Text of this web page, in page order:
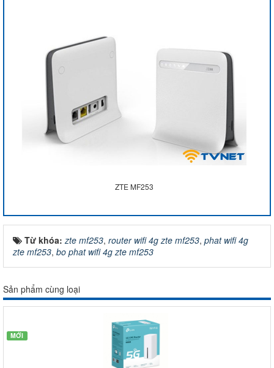
ZTE MF253
Từ khóa: zte mf253, router wifi 4g zte mf253, phat wifi 4g
zte mf253, bo phat wifi 4g zte mf253
Sản phẩm cùng loại
MỚI